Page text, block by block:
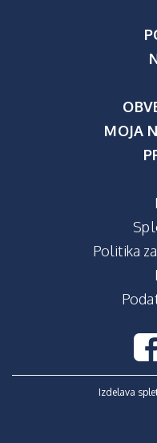
MOJA
Politika
Izdelava